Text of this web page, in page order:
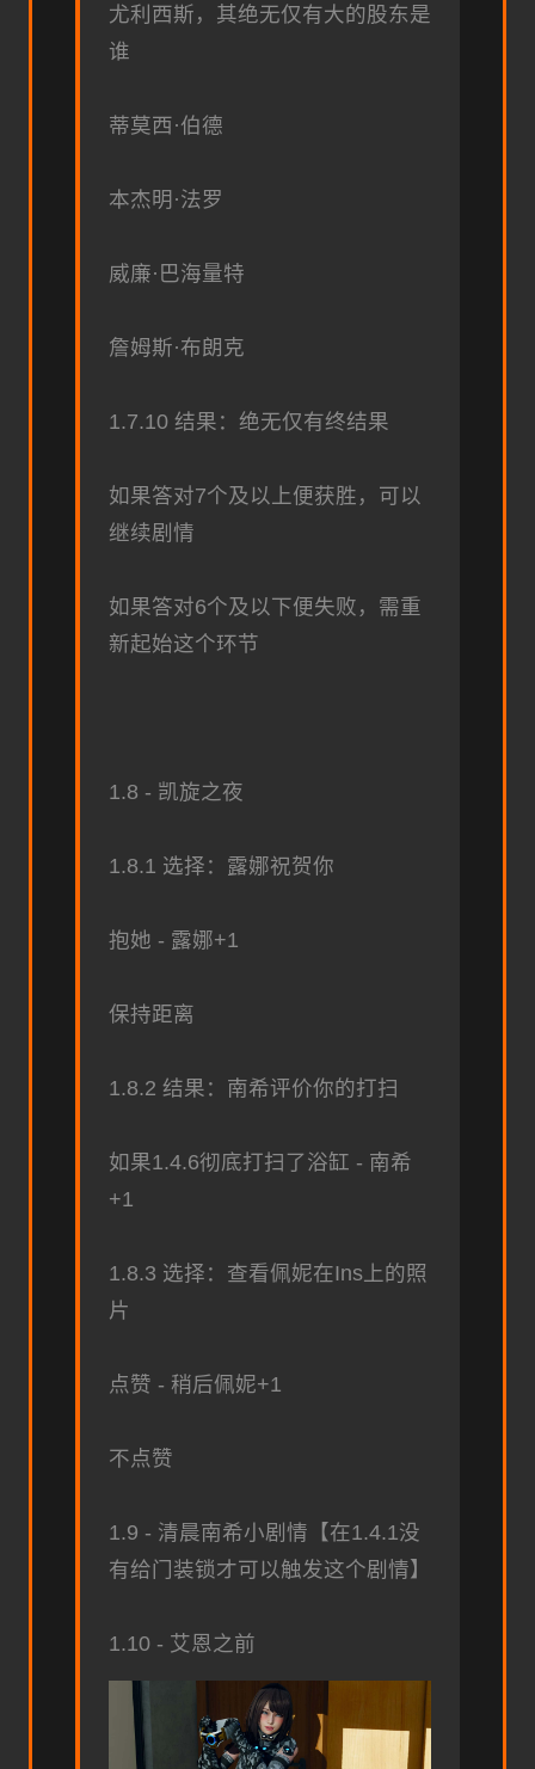
尤利西斯，其绝无仅有大的股东是
谁
蒂莫西·伯德
本杰明·法罗
威廉·巴海量特
詹姆斯·布朗克
1.7.10 结果：绝无仅有终结果
如果答对7个及以上便获胜，可以
继续剧情
如果答对6个及以下便失败，需重
新起始这个环节
1.8 - 凯旋之夜
1.8.1 选择：露娜祝贺你
抱她 - 露娜+1
保持距离
1.8.2 结果：南希评价你的打扫
如果1.4.6彻底打扫了浴缸 - 南希
+1
1.8.3 选择：查看佩妮在Ins上的照
片
点赞 - 稍后佩妮+1
不点赞
1.9 - 清晨南希小剧情【在1.4.1没
有给门装锁才可以触发这个剧情】
1.10 - 艾恩之前